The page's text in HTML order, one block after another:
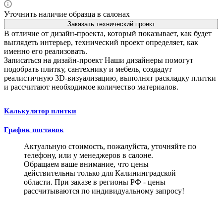
Уточнить наличие образца в салонах
Заказать технический проект
В отличие от дизайн-проекта, который показывает, как будет
выглядеть интерьер, технический проект определяет, как
именно его реализовать.
Записаться на дизайн-проект Наши дизайнеры помогут
подобрать плитку, сантехнику и мебель, создадут
реалистичную 3D-визуализацию, выполнят раскладку плитки
и рассчитают необходимое количество материалов.
Калькулятор плитки
График поставок
Актуальную стоимость, пожалуйста, уточняйте по
телефону, или у менеджеров в салоне.
Обращаем ваше внимание, что цены
действительны только для Калининградской
области. При заказе в регионы РФ - цены
рассчитываются по индивидуальному запросу!